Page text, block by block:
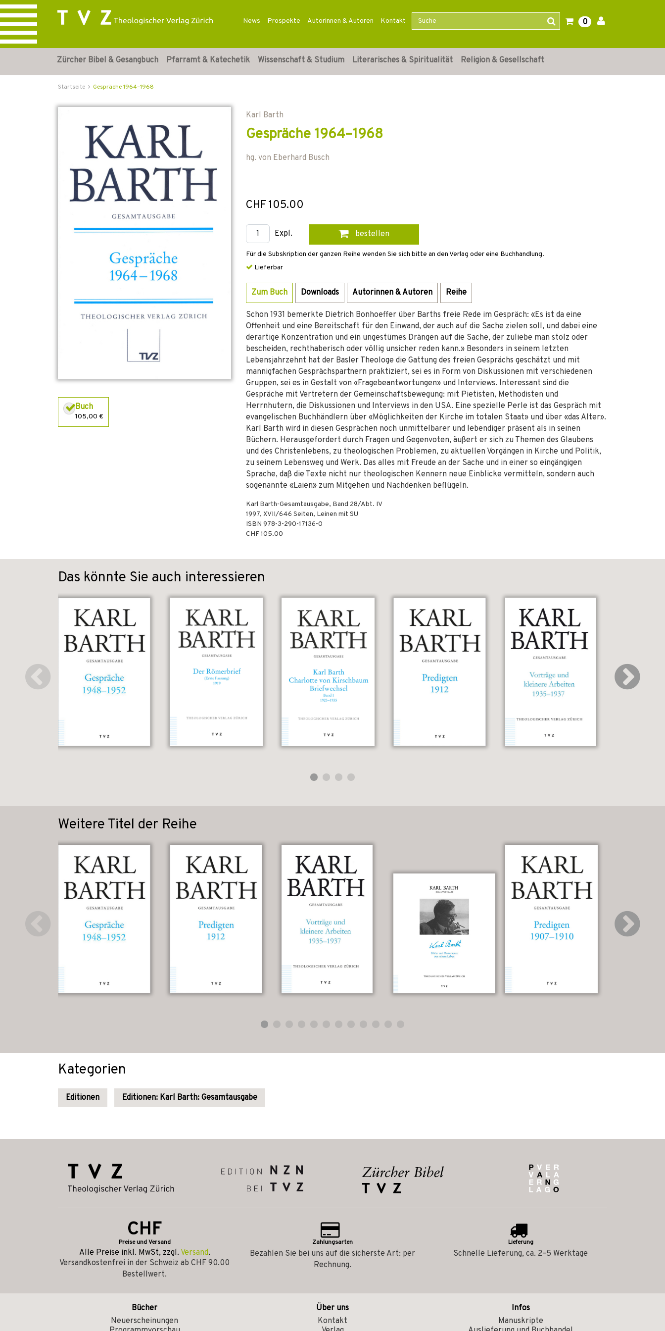
News Prospekte Autorinnen & Autoren Kontakt 0
Zürcher Bibel & Gesangbuch Pfarramt & Katechetik Wissenschaft & Studium Literarisches & Spiritualität Religion & Gesellschaft
Startseite Gespräche 1964–1968
Buch
105,00 €
Karl Barth
Gespräche 1964–1968
hg. von Eberhard Busch
CHF 105.00
Expl. bestellen
Für die Subskription der ganzen Reihe wenden Sie sich bitte an den Verlag oder eine Buchhandlung.
Lieferbar
Zum Buch Downloads Autorinnen & Autoren Reihe
Schon 1931 bemerkte Dietrich Bonhoeffer über Barths freie Rede im Gespräch: «Es ist da eine
Offenheit und eine Bereitschaft für den Einwand, der auch auf die Sache zielen soll, und dabei eine
derartige Konzentration und ein ungestümes Drängen auf die Sache, der zuliebe man stolz oder
bescheiden, rechthaberisch oder völlig unsicher reden kann.» Besonders in seinem letzten
Lebensjahrzehnt hat der Basler Theologe die Gattung des freien Gesprächs geschätzt und mit
mannigfachen Gesprächspartnern praktiziert, sei es in Form von Diskussionen mit verschiedenen
Gruppen, sei es in Gestalt von «Fragebeantwortungen» und Interviews. Interessant sind die
Gespräche mit Vertretern der Gemeinschaftsbewegung: mit Pietisten, Methodisten und
Herrnhutern, die Diskussionen und Interviews in den USA. Eine spezielle Perle ist das Gespräch mit
evangelischen Buchhändlern über «Möglichkeiten der Kirche im totalen Staat» und über «das Alter».
Karl Barth wird in diesen Gesprächen noch unmittelbarer und lebendiger präsent als in seinen
Büchern. Herausgefordert durch Fragen und Gegenvoten, äußert er sich zu Themen des Glaubens
und des Christenlebens, zu theologischen Problemen, zu aktuellen Vorgängen in Kirche und Politik,
zu seinem Lebensweg und Werk. Das alles mit Freude an der Sache und in einer so eingängigen
Sprache, daß die Texte nicht nur theologischen Kennern neue Einblicke vermitteln, sondern auch
sogenannte «Laien» zum Mitgehen und Nachdenken beflügeln.
Karl Barth-Gesamtausgabe, Band 28/Abt. IV
1997, XVII/646 Seiten, Leinen mit SU
ISBN 978-3-290-17136-0
CHF 105.00
Das könnte Sie auch interessieren
Weitere Titel der Reihe
Kategorien
Editionen Editionen: Karl Barth: Gesamtausgabe
CHF
Preise und Versand
Alle Preise inkl. MwSt, zzgl. Versand.
Versandkostenfrei in der Schweiz ab CHF 90.00
Bestellwert.
Zahlungsarten
Bezahlen Sie bei uns auf die sicherste Art: per
Rechnung.
Lieferung
Schnelle Lieferung, ca. 2–5 Werktage
Bücher
Neuerscheinungen
Über uns
Kontakt
Infos
Manuskripte